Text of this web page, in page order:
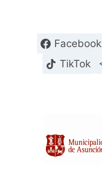
Facebook
TikTok